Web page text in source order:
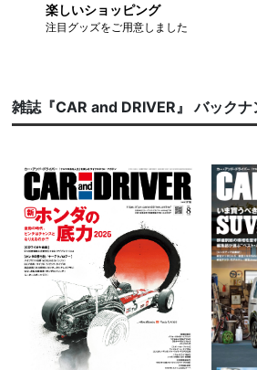
楽しいショッピング
注目グッズをご用意しました
雑誌『CAR and DRIVER』 バックナ